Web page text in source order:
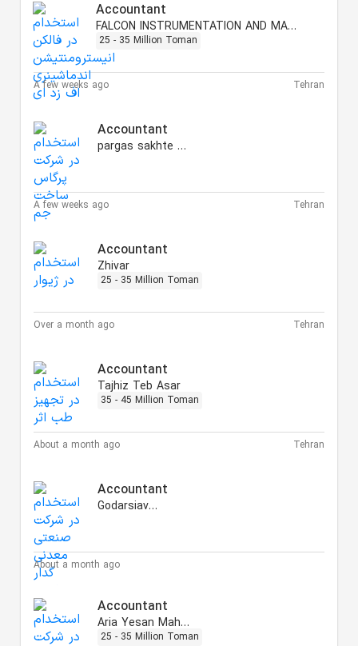
Accountant
FALCON INSTRUMENTATION AND MACHINERY FZE
25 - 35 Million Toman
A few weeks ago Tehran
Accountant
pargas sakhte jam
A few weeks ago Tehran
Accountant
Zhivar
25 - 35 Million Toman
Over a month ago Tehran
Accountant
Tajhiz Teb Asar
35 - 45 Million Toman
About a month ago Tehran
Accountant
Godarsiavash
About a month ago
Accountant
Aria Yesan Mahan
25 - 35 Million Toman